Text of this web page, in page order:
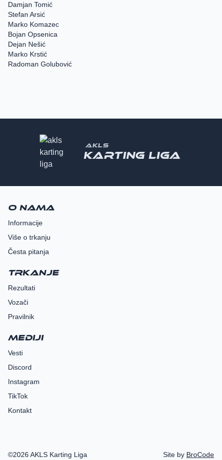
Damjan Tomić
Stefan Arsić
Marko Komazec
Bojan Opsenica
Dejan Nešić
Marko Krstić
Radoman Golubović
AKLS
Karting liga
O nama
Informacije
Više o trkanju
Česta pitanja
Trkanje
Rezultati
Vozači
Pravilnik
Mediji
Vesti
Discord
Instagram
TikTok
Kontakt
©2026 AKLS Karting Liga Site by BroCode